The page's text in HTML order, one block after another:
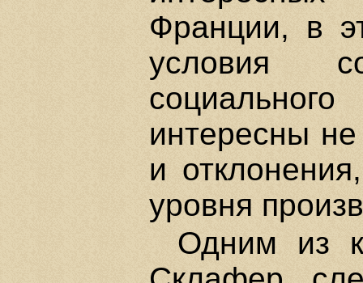
Франции, в
условия
интересны
и
уровня
Одним из